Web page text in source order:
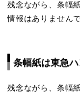
残念ながら、条幅
情報はありません
条幅紙は東急
残念ながら、条幅